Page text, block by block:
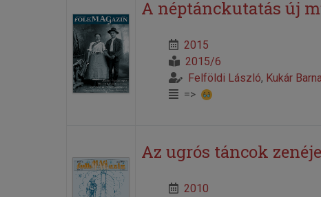
A néptánckutatás új
2015
2015/6
Felföldi László, Kukár
=>
Az ugrós táncok zenéje
2010